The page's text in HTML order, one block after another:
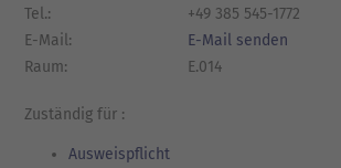
Tel.:
+49 385 545-1772
E-Mail:
E-Mail senden
Raum:
E.014
Zuständig für :
Ausweispflicht